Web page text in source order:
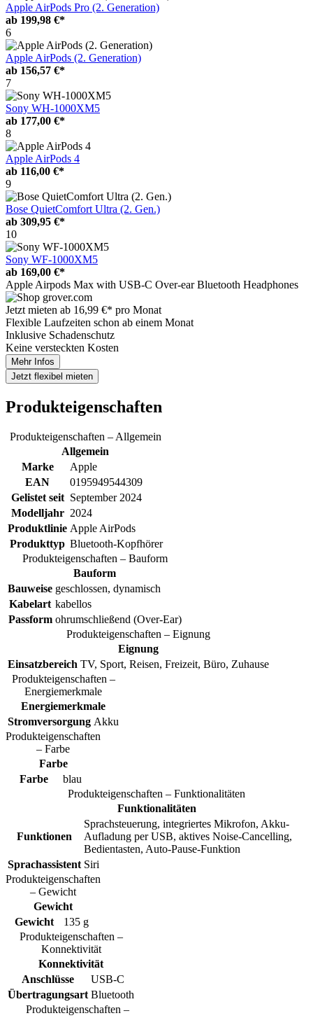
Apple AirPods Pro (2. Generation)
ab 199,98 €*
6
Apple AirPods (2. Generation)
ab 156,57 €*
7
Sony WH-1000XM5
ab 177,00 €*
8
Apple AirPods 4
ab 116,00 €*
9
Bose QuietComfort Ultra (2. Gen.)
ab 309,95 €*
10
Sony WF-1000XM5
ab 169,00 €*
Apple Airpods Max with USB-C Over-ear Bluetooth Headphones
Jetzt mieten ab 16,99 €* pro Monat
Flexible Laufzeiten schon ab einem Monat
Inklusive Schadenschutz
Keine versteckten Kosten
Mehr Infos
Jetzt flexibel mieten
Produkteigenschaften
Produkteigenschaften – Allgemein
Allgemein
Marke
Apple
EAN
0195949544309
Gelistet seit September 2024
Modelljahr 2024
Produktlinie Apple AirPods
Produkttyp Bluetooth-Kopfhörer
Produkteigenschaften – Bauform
Bauform
Bauweise geschlossen, dynamisch
Kabelart kabellos
Passform ohrumschließend (Over-Ear)
Produkteigenschaften – Eignung
Eignung
Einsatzbereich TV, Sport, Reisen, Freizeit, Büro, Zuhause
Produkteigenschaften –
Energiemerkmale
Energiemerkmale
Stromversorgung Akku
Produkteigenschaften
– Farbe
Farbe
Farbe
blau
Produkteigenschaften – Funktionalitäten
Funktionalitäten
Funktionen
Sprachsteuerung, integriertes Mikrofon, Akku-
Aufladung per USB, aktives Noise-Cancelling,
Bedientasten, Auto-Pause-Funktion
Sprachassistent Siri
Produkteigenschaften
– Gewicht
Gewicht
Gewicht
135 g
Produkteigenschaften –
Konnektivität
Konnektivität
Anschlüsse
USB-C
Übertragungsart Bluetooth
Produkteigenschaften –